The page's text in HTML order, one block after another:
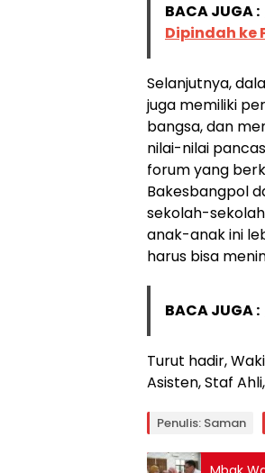
BACA JUGA :
Dipindah ke
Selanjutnya,
juga memiliki
bangsa, dan
nilai-nilai
forum yang
Bakesbangpol
sekolah-
anak-anak ini
harus bisa
BACA JUGA :
Turut hadir,
Asisten, Staf
Penulis: Saman